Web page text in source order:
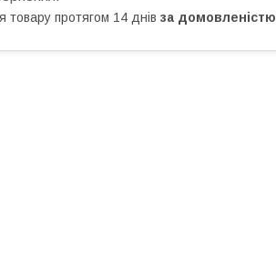
товару протягом 14 днів за домовленістю